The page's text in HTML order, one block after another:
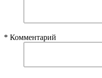
* Комментарий